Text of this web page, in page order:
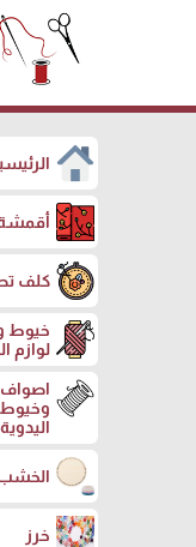
كلف
خيوط
لوازم
اليدوية
الخشب
خرز